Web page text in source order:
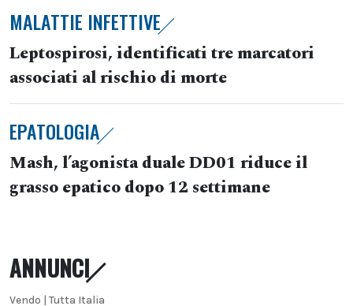
MALATTIE INFETTIVE
Leptospirosi, identificati tre marcatori
associati al rischio di morte
EPATOLOGIA
Mash, l’agonista duale DD01 riduce il
grasso epatico dopo 12 settimane
ANNUNCI
Vendo | Tutta Italia